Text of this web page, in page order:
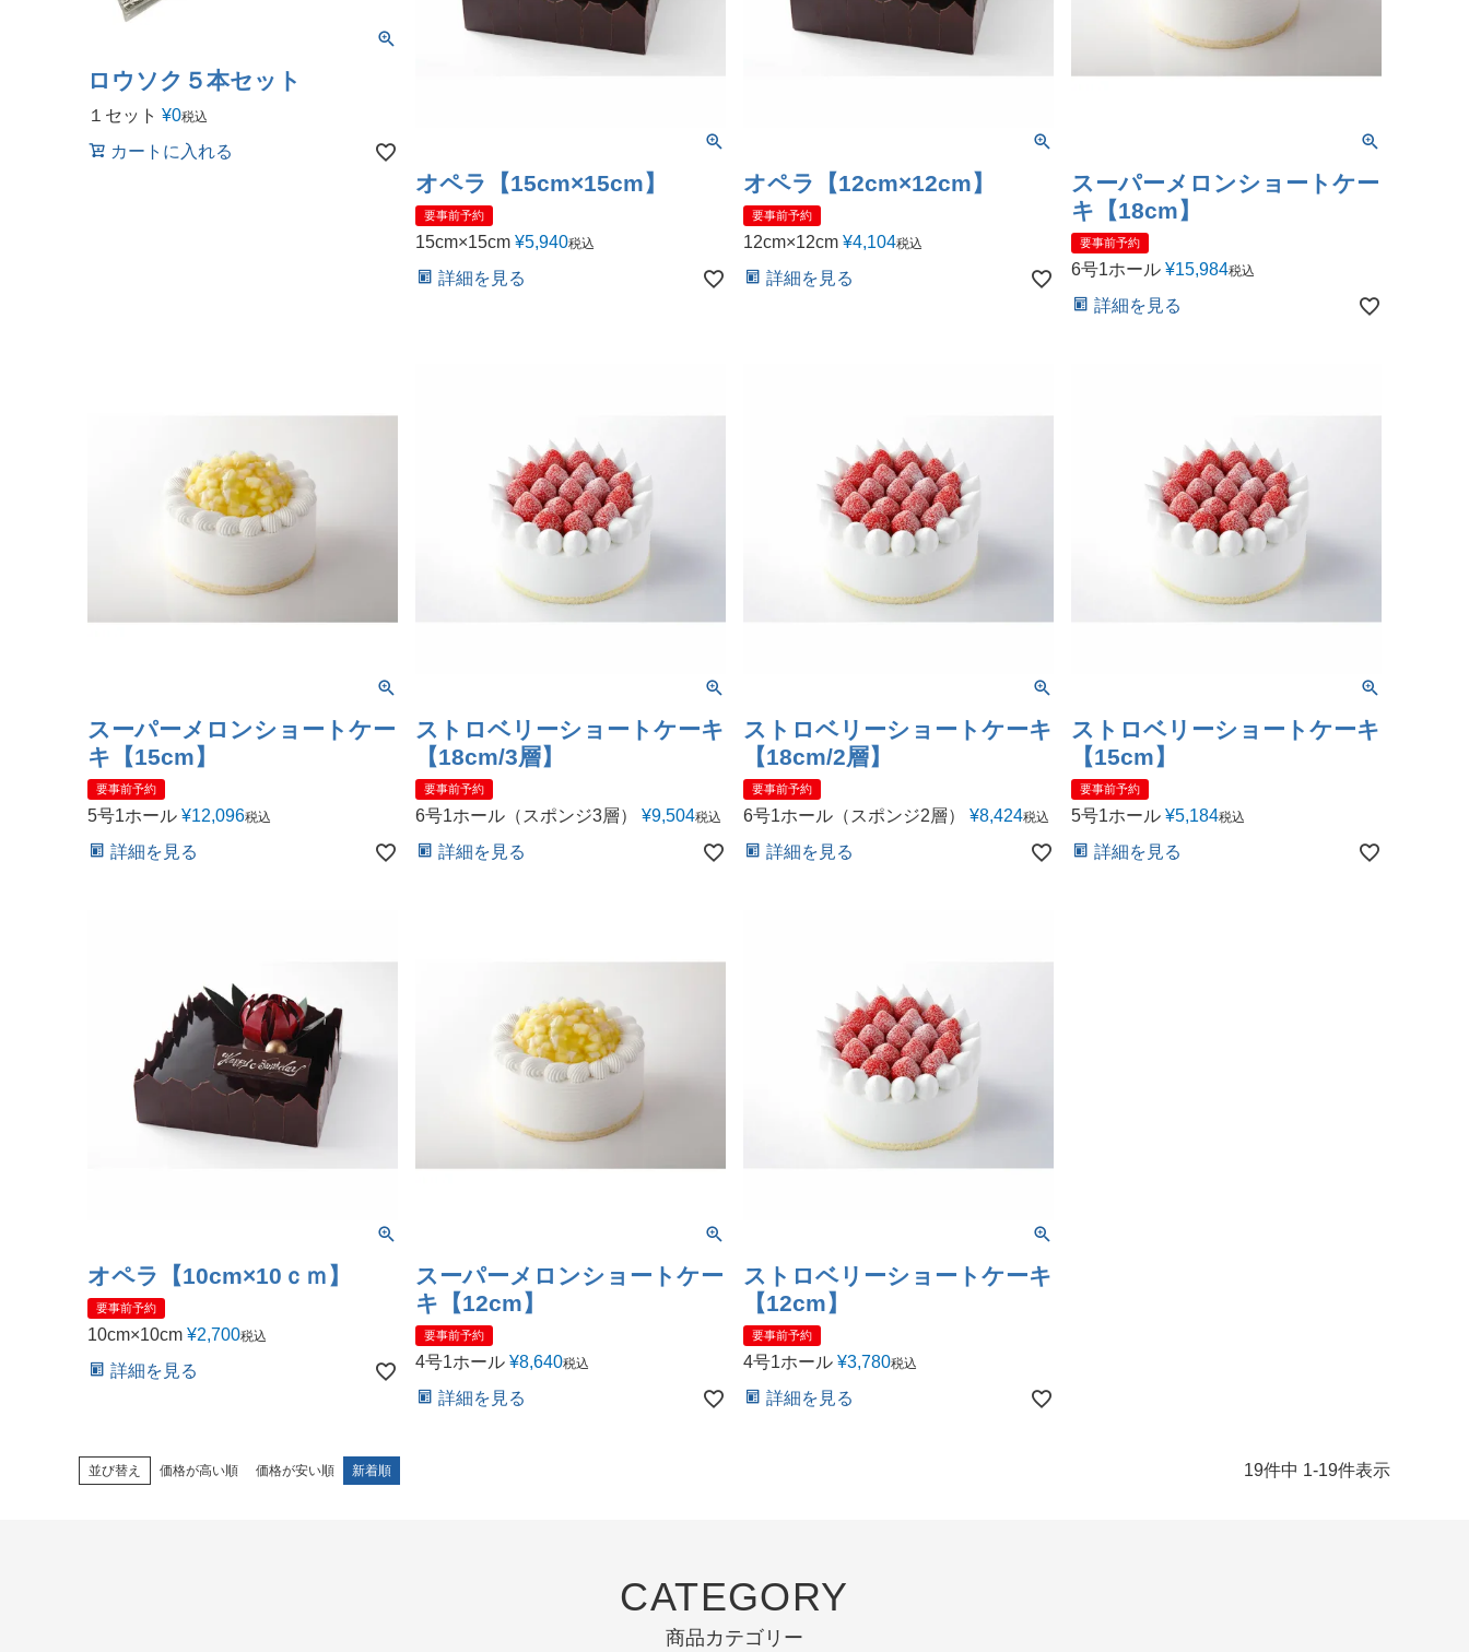
ロウソク５本セット
１セット ¥0税込
カートに入れる
オペラ【15cm×15cm】
要事前予約
15cm×15cm ¥5,940税込
詳細を見る
オペラ【12cm×12cm】
要事前予約
12cm×12cm ¥4,104税込
詳細を見る
スーパーメロンショートケー
キ【18cm】
要事前予約
6号1ホール ¥15,984税込
詳細を見る
スーパーメロンショートケー
キ【15cm】
要事前予約
5号1ホール ¥12,096税込
詳細を見る
ストロベリーショートケーキ
【18cm/3層】
要事前予約
6号1ホール（スポンジ3層） ¥9,504税込
詳細を見る
ストロベリーショートケーキ
【18cm/2層】
要事前予約
6号1ホール（スポンジ2層） ¥8,424税込
詳細を見る
ストロベリーショートケーキ
【15cm】
要事前予約
5号1ホール ¥5,184税込
詳細を見る
オペラ【10cm×10ｃｍ】
要事前予約
10cm×10cm ¥2,700税込
詳細を見る
スーパーメロンショートケー
キ【12cm】
要事前予約
4号1ホール ¥8,640税込
詳細を見る
ストロベリーショートケーキ
【12cm】
要事前予約
4号1ホール ¥3,780税込
詳細を見る
並び替え 価格が高い順 価格が安い順 新着順 19件中 1-19件表示
CATEGORY
商品カテゴリー